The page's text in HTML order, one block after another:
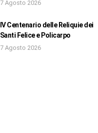
7 Agosto 2026
IV Centenario delle Reliquie dei
Santi Felice e Policarpo
7 Agosto 2026